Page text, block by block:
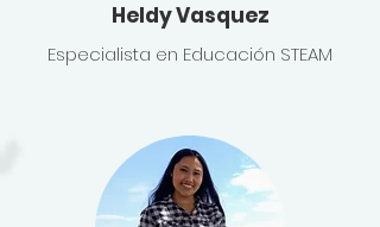
Heldy Vasquez
Especialista en Educación STEAM